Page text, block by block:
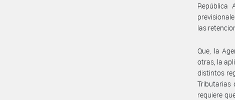
República
las
Que, la
otras, la
distintos
Tributarias
requiere